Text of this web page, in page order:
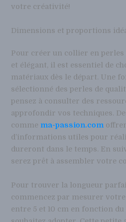
votre créativité!
Dimensions et proportions
Pour créer un collier en
et élégant, il est essentiel de
matériaux dès le départ. Une
sélectionné des perles de
pensez à consulter des
approfondir vos techniques.
comme ma-passion.com
d’informations utiles pour
dureront dans le temps. En
serez prêt à assembler votre
Pour trouver la longueur
commencez par mesurer votre
entre 5 et 10 cm en fonction